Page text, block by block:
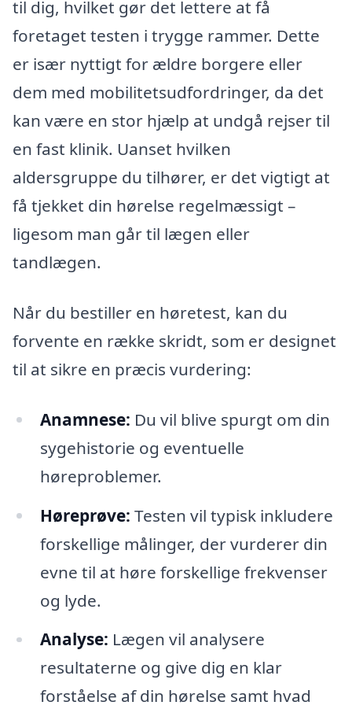
til dig, hvilket gør det lettere at få
foretaget testen i trygge rammer. Dette
er især nyttigt for ældre borgere eller
dem med mobilitetsudfordringer, da det
kan være en stor hjælp at undgå rejser til
en fast klinik. Uanset hvilken
aldersgruppe du tilhører, er det vigtigt at
få tjekket din hørelse regelmæssigt –
ligesom man går til lægen eller
tandlægen.
Når du bestiller en høretest, kan du
forvente en række skridt, som er designet
til at sikre en præcis vurdering:
Anamnese: Du vil blive spurgt om din
sygehistorie og eventuelle
høreproblemer.
Høreprøve: Testen vil typisk inkludere
forskellige målinger, der vurderer din
evne til at høre forskellige frekvenser
og lyde.
Analyse: Lægen vil analysere
resultaterne og give dig en klar
forståelse af din hørelse samt hvad